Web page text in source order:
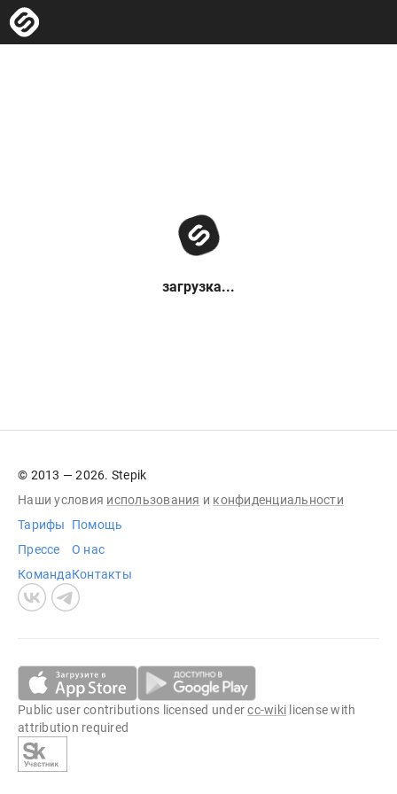
загрузка...
© 2013 — 2026. Stepik
Наши условия использования и конфиденциальности
Тарифы
Прессе
Команда
Помощь
О нас
Контакты
Public user contributions licensed undercc-wiki license with
attribution required